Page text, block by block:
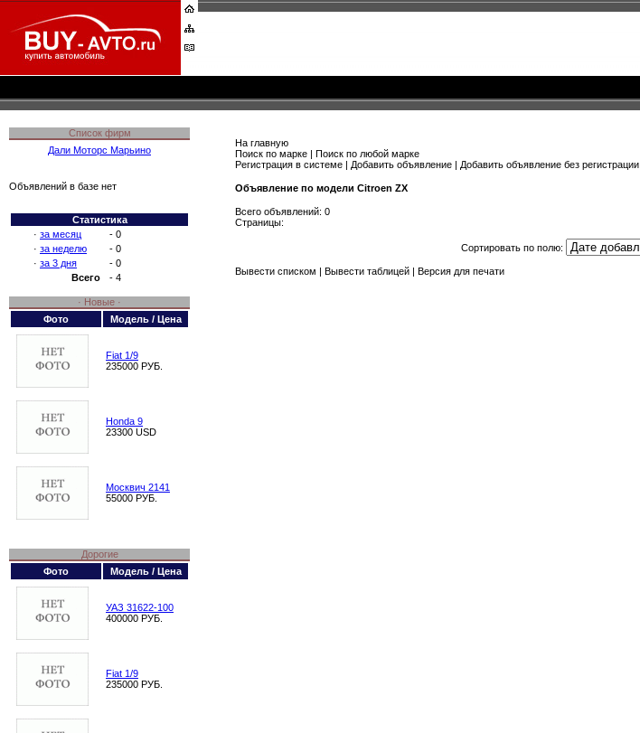
Список фирм
Дали Моторс Марьино
Объявлений в базе нет
Статистика
· за месяц
- 0
· за неделю
- 0
· за 3 дня
- 0
Всего
- 4
· Новые ·
Фото
Модель / Цена
Fiat 1/9
235000 РУБ.
Honda 9
23300 USD
Москвич 2141
55000 РУБ.
Дорогие
Фото
Модель / Цена
УАЗ 31622-100
400000 РУБ.
Fiat 1/9
235000 РУБ.
На главную
Поиск по марке | Поиск по любой марке
Регистрация в системе | Добавить объявление | Добавить объявление без регистрации
Объявление по модели Citroen ZX
Всего объявлений: 0
Страницы:
Сортировать по полю:
Вывести списком | Вывести таблицей | Версия для печати